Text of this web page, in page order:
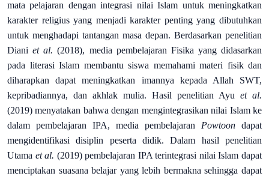
mata pelajaran dengan integrasi nilai Islam untuk meningkatkan
karakter religius yang menjadi karakter penting yang dibutuhkan
untuk menghadapi tantangan masa depan. Berdasarkan penelitian
Dianiet al.(2018), media pembelajaran Fisika yang didasarkan
pada literasi Islam membantu siswa memahami materi fisik dan
diharapkan dapat meningkatkan imannya kepada Allah SWT,
kepribadiannya, dan akhlak mulia. Hasil penelitian Ayu et al.
(2019) menyatakan bahwa dengan mengintegrasikan nilai Islam ke
dalam pembelajaran IPA, media pembelajaran Powtoon dapat
mengidentifikasi disiplin peserta didik. Dalam hasil penelitian
Utama et al. (2019) pembelajaran IPA terintegrasi nilai Islam dapat
menciptakan suasana belajar yang lebih bermakna sehingga dapat